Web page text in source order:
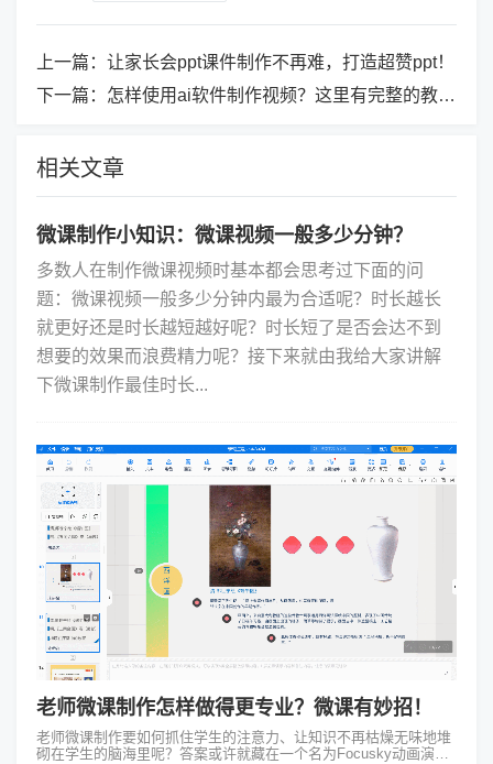
上一篇： 让家长会ppt课件制作不再难，打造超赞ppt！
下一篇： 怎样使用ai软件制作视频？这里有完整的教程~
相关文章
微课制作小知识：微课视频一般多少分钟？
多数人在制作微课视频时基本都会思考过下面的问
题：微课视频一般多少分钟内最为合适呢？时长越长
就更好还是时长越短越好呢？时长短了是否会达不到
想要的效果而浪费精力呢？接下来就由我给大家讲解
下微课制作最佳时长...
老师微课制作怎样做得更专业？微课有妙招！
老师微课制作要如何抓住学生的注意力、让知识不再枯燥无味地堆
砌在学生的脑海里呢？答案或许就藏在一个名为Focusky动画演示